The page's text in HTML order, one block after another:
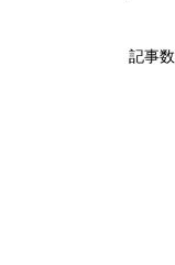
記事数